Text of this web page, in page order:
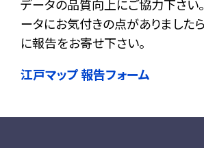
データの品質向上にご協力下さい
ータにお気付きの点がありました
に報告をお寄せ下さい。
江戸マップ 報告フォーム